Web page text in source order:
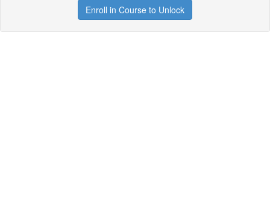
Enroll in Course to Unlock